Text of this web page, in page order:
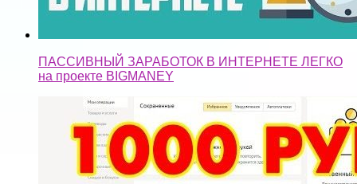
ПАССИВНЫЙ ЗАРАБОТОК В ИНТЕРНЕТЕ ЛЕГКО
на проекте BIGMANEY